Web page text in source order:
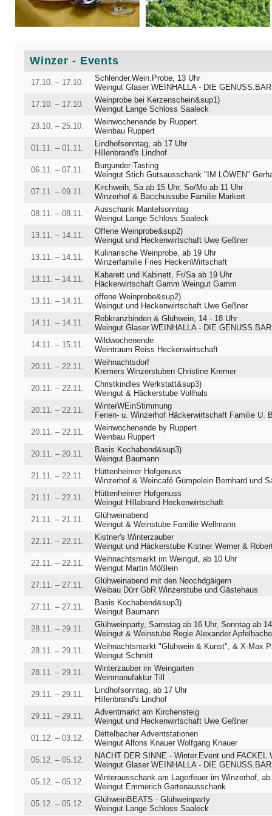
Winzer - Events
17.10. – 17.10.
Schlender.Wein.Probe, 13 Uhr
Weingut Glaser WEINHALLA - DIE GENUSS.BAR IM
17.10. – 17.10.
Weinprobe bei Kerzenschein&sup1)
Weingut Lange Schloss Saaleck
23.10. – 25.10.
Weinwochenende by Ruppert
Weinbau Ruppert
01.11. – 01.11.
Lindhofsonntag, ab 17 Uhr
Hillenbrand's Lindhof
06.11. – 07.11.
Burgunder-Tasting
Weingut Stich Gutsausschank "IM LÖWEN" Gerhard und Helga
07.11. – 09.11.
Kirchweih, Sa ab 15 Uhr, So/Mo ab 11 Uhr
Winzerhof & Bacchussube Familie Markert
08.11. – 08.11.
Ausschank Mantelsonntag
Weingut Lange Schloss Saaleck
13.11. – 14.11.
Offene Weinprobe&sup2)
Weingut und Heckenwirtschaft Uwe Geßner
13.11. – 14.11.
Kulinarische Weinprobe, ab 19 Uhr
Winzerfamilie Fries HeckenWirtschaft
13.11. – 14.11.
Kabarett und Kabinett, Fr/Sa ab 19 Uhr
Häckerwirtschaft Gamm Weingut Gamm
13.11. – 14.11.
offene Weinprobe&sup2)
Weingut und Heckenwirtschaft Uwe Geßner
14.11. – 14.11.
Rebkranzbinden & Glühwein, 14 - 18 Uhr
Weingut Glaser WEINHALLA - DIE GENUSS.BAR IM
14.11. – 15.11.
Wildwochenende
Weintraum Reiss Heckenwirtschaft
20.11. – 22.11.
Weihnachtsdorf
Kremers Winzerstuben Christine Kremer
20.11. – 22.11.
Christkindles Werkstatt&sup3)
Weingut & Häckerstube Vollhals
20.11. – 22.11.
WinterWEinStimmung
Ferien- u. Winzerhof Häckerwirtschaft Familie U.
20.11. – 22.11.
Weinwochenende by Ruppert
Weinbau Ruppert
20.11. – 20.11.
Basis Kochabend&sup3)
Weingut Baumann
21.11. – 22.11.
Hüttenheimer Hofgenuss
Winzerhof & Weincafé Gümpelein Bernhard und Sabine
21.11. – 22.11.
Hüttenheimer Hofgenuss
Weingut Hillabrand Heckenwirtschaft
21.11. – 21.11.
Glühweinabend
Weingut & Weinstube Familie Wellmann
22.11. – 22.11.
Kistner's Winterzauber
Weingut und Häckerstube Kistner Werner & Robert
22.11. – 22.11.
Weihnachtsmarkt im Weingut, ab 10 Uhr
Weingut Martin Mößlein
27.11. – 27.11.
Glühweinabend mit den Noochdgäigern
Weibau Dürr GbR Winzerstube und Gästehaus
27.11. – 27.11.
Basis Kochabend&sup3)
Weingut Baumann
28.11. – 29.11.
Glühweinparty, Samstag ab 16 Uhr, Sonntag ab
Weingut & Weinstube Regie Alexander
28.11. – 29.11.
Weingut Schmitt
28.11. – 29.11.
Winterzauber im Weingarten
Weinmanufaktur Till
29.11. – 29.11.
Lindhofsonntag, ab 17 Uhr
Hillenbrand's Lindhof
29.11. – 29.11.
Adventmarkt am Kirchensteig
Weingut und Heckenwirtschaft Uwe Geßner
01.12. – 03.12.
Dettelbacher Adventstationen
Weingut Alfons Knauer Wolfgang Knauer
05.12. – 05.12.
Weingut Glaser WEINHALLA - DIE GENUSS.BAR IM
05.12. – 05.12.
Weingut Emmerich Gartenausschank
05.12. – 05.12.
GlühweinBEATS - Glühweinparty
Weingut Lange Schloss Saaleck